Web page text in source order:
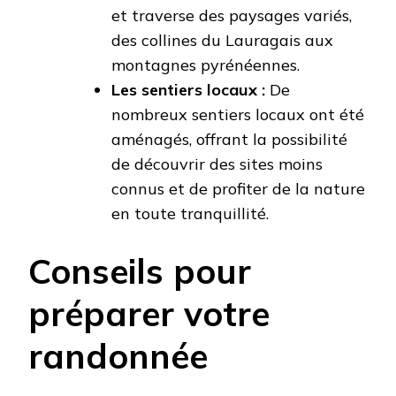
et traverse des paysages variés,
des collines du Lauragais aux
montagnes pyrénéennes.
Les sentiers locaux : De
nombreux sentiers locaux ont été
aménagés, offrant la possibilité
de découvrir des sites moins
connus et de profiter de la nature
en toute tranquillité.
Conseils pour
préparer votre
randonnée